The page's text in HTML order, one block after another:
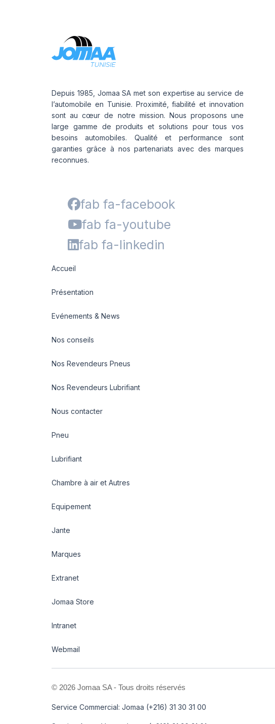
Depuis 1985, Jomaa SA met son expertise au service de
l’automobile en Tunisie. Proximité, fiabilité et innovation
sont au cœur de notre mission. Nous proposons une
large gamme de produits et solutions pour tous vos
besoins automobiles. Qualité et performance sont
garanties grâce à nos partenariats avec des marques
reconnues.
fab fa-facebook
fab fa-youtube
fab fa-linkedin
Accueil
Présentation
Evénements & News
Nos conseils
Nos Revendeurs Pneus
Nos Revendeurs Lubrifiant
Nous contacter
Pneu
Lubrifiant
Chambre à air et Autres
Equipement
Jante
Marques
Extranet
Jomaa Store
Intranet
Webmail
© 2026 Jomaa SA - Tous droits réservés
Service Commercial: Jomaa (+216) 31 30 31 00